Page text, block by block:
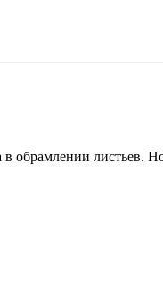
обрамлении листьев.